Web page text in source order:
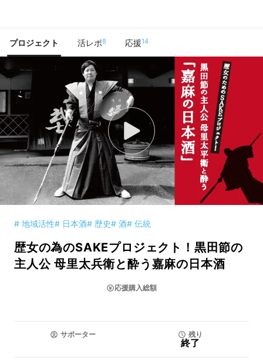
プロジェクト 活レポ8 応援14
# 地域活性# 日本酒# 歴史# 酒# 伝統
歴女の為のSAKEプロジェクト！黒田節の
主人公 母里太兵衛と酔う嘉麻の日本酒
応援購入総額
サポーター 残り
終了